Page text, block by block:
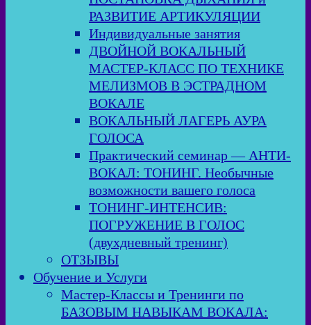
РАЗВИТИЕ АРТИКУЛЯЦИИ
Индивидуальные занятия
ДВОЙНОЙ ВОКАЛЬНЫЙ
МАСТЕР-КЛАСС ПО ТЕХНИКЕ
МЕЛИЗМОВ В ЭСТРАДНОМ
ВОКАЛЕ
ВОКАЛЬНЫЙ ЛАГЕРЬ АУРА
ГОЛОСА
Практический семинар — АНТИ-
ВОКАЛ: ТОНИНГ. Необычные
возможности вашего голоса
ТОНИНГ-ИНТЕНСИВ:
ПОГРУЖЕНИЕ В ГОЛОС
(двухдневный тренинг)
ОТЗЫВЫ
Обучение и Услуги
Мастер-Классы и Тренинги по
БАЗОВЫМ НАВЫКАМ ВОКАЛА: